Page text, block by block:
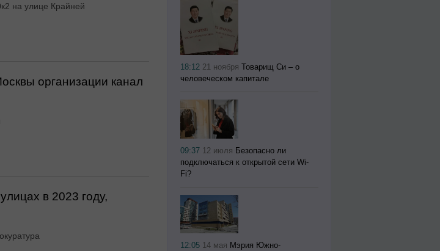
на улице Крайней
организации канал
в 2023 году,
18:12 21 ноября Товарищ Си – о
человеческом капитале
09:37 12 июля Безопасно ли
подключаться к открытой сети Wi-
Fi?
12:05 14 мая Мэрия Южно-